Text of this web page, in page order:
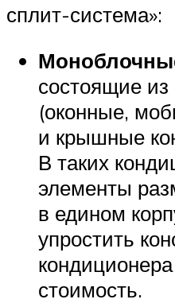
сплит-система»:
состоящие из
(оконные,
и крышные
В таких
элементы
в едином
упростить
стоимость.